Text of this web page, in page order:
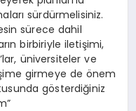
sürdürmelisiniz.
sürece dahil
birbiriyle iletişimi,
üniversiteler ve
girmeye de önem
gösterdiğiniz